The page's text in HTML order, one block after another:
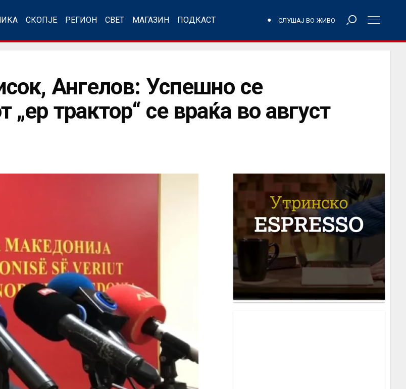
СКОПЈЕ РЕГИОН СВЕТ МАГАЗИН ПОДКАСТ СЛУШАЈ ВО ЖИВО
Ангелов: Успешно се
„ер трактор“ се враќа во август